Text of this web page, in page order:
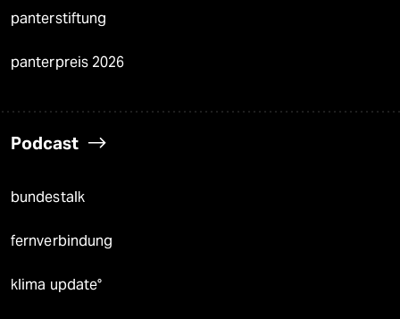
panterstiftung
panterpreis 2026
Podcast
bundestalk
fernverbindung
klima update°